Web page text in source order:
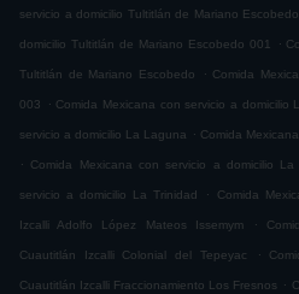
servicio a domicilio Tultitlán de Mariano
domicilio Tultitlán de Mariano Escobedo 001 .
Tultitlán de Mariano Escobedo . Comida
003 . Comida Mexicana con servicio a domicilio
servicio a domicilio La Laguna . Comida
.
Comida Mexicana con servicio a domicilio La
servicio a domicilio La Trinidad . Comida
Izcalli Adolfo López Mateos Issemym .
Cuautitlán Izcalli Colonial del Tepeyac .
Cuautitlán Izcalli Fraccionamiento Los Fresnos .